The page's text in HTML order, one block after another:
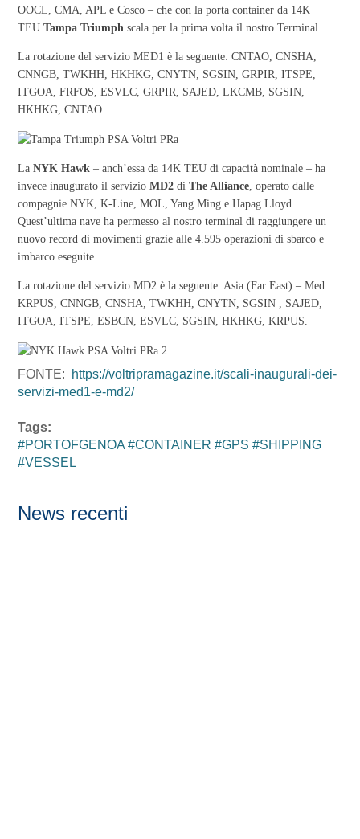
OOCL, CMA, APL e Cosco – che con la porta container da 14K
TEUTampa Triumph scala per la prima volta il nostro Terminal.
La rotazione del servizio MED1 è la seguente: CNTAO, CNSHA,
CNNGB, TWKHH, HKHKG, CNYTN, SGSIN, GRPIR, ITSPE,
ITGOA, FRFOS, ESVLC, GRPIR, SAJED, LKCMB, SGSIN,
HKHKG, CNTAO.
LaNYK Hawk – anch’essa da 14K TEU di capacità nominale – ha
invece inaugurato il servizioMD2 diThe Alliance , operato dalle
compagnie NYK, K-Line, MOL, Yang Ming e Hapag Lloyd.
Quest’ultima nave ha permesso al nostro terminal di raggiungere un
nuovo record di movimenti grazie alle 4.595 operazioni di sbarco e
imbarco eseguite.
La rotazione del servizio MD2 è la seguente: Asia (Far East) – Med:
KRPUS, CNNGB, CNSHA, TWKHH, CNYTN, SGSIN , SAJED,
ITGOA, ITSPE, ESBCN, ESVLC, SGSIN, HKHKG, KRPUS.
FONTE: https://voltripramagazine.it/scali-inaugurali-dei-
servizi-med1-e-md2/
Tags:
#PORTOFGENOA #CONTAINER #GPS #SHIPPING
#VESSEL
News recenti